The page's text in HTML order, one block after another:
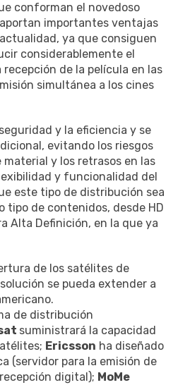
conforman el novedoso
importantes ventajas
ya que consiguen
considerablemente el
de la película en las
simultánea a los cines
y la eficiencia y se
evitando los riesgos
y los retrasos en las
y funcionalidad del
este tipo de distribución sea
tipo de contenidos, desde HD
Alta Definición, en la que ya
de los satélites de
se pueda extender a
de distribución
suministrará la capacidad
Ericsson ha diseñado
(servidor para la emisión de
digital); MoMe